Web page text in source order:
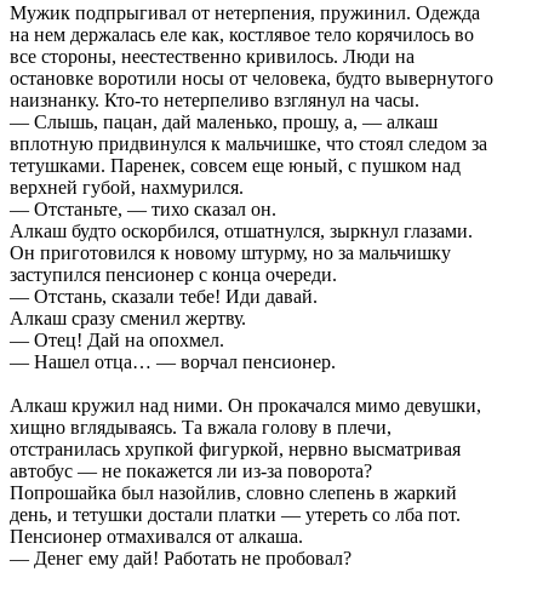
Мужик подпрыгивал от нетерпения, пружинил. Одежда
на нем держалась еле как, костлявое тело корячилось во
все стороны, неестественно кривилось. Люди на
остановке воротили носы от человека, будто вывернутого
наизнанку. Кто-то нетерпеливо взглянул на часы.
— Слышь, пацан, дай маленько, прошу, а, — алкаш
вплотную придвинулся к мальчишке, что стоял следом за
тетушками. Паренек, совсем еще юный, с пушком над
верхней губой, нахмурился.
— Отстаньте, — тихо сказал он.
Алкаш будто оскорбился, отшатнулся, зыркнул глазами.
Он приготовился к новому штурму, но за мальчишку
заступился пенсионер с конца очереди.
— Отстань, сказали тебе! Иди давай.
Алкаш сразу сменил жертву.
— Отец! Дай на опохмел.
— Нашел отца… — ворчал пенсионер.
Алкаш кружил над ними. Он прокачался мимо девушки,
хищно вглядываясь. Та вжала голову в плечи,
отстранилась хрупкой фигуркой, нервно высматривая
автобус — не покажется ли из-за поворота?
Попрошайка был назойлив, словно слепень в жаркий
день, и тетушки достали платки — утереть со лба пот.
Пенсионер отмахивался от алкаша.
— Денег ему дай! Работать не пробовал?